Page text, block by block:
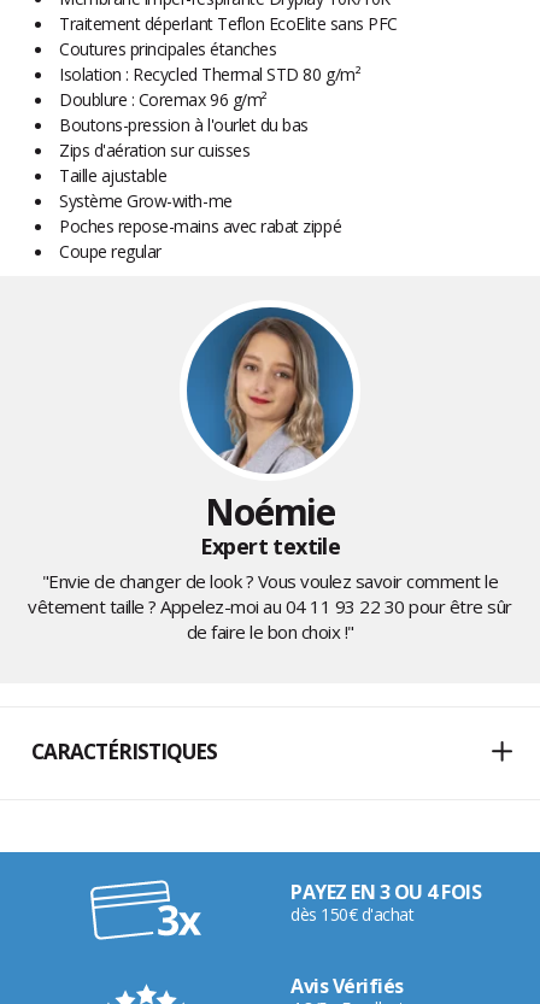
Traitement déperlant Teflon EcoElite sans PFC
Coutures principales étanches
Isolation : Recycled Thermal STD 80 g/m²
Doublure : Coremax 96 g/m²
Boutons-pression à l'ourlet du bas
Zips d'aération sur cuisses
Taille ajustable
Système Grow-with-me
Poches repose-mains avec rabat zippé
Coupe regular
Noémie
Expert textile
"Envie de changer de look ? Vous voulez savoir comment le
vêtement taille ? Appelez-moi au 04 11 93 22 30 pour être sûr
de faire le bon choix !"
CARACTÉRISTIQUES
PAYEZ EN 3 OU 4 FOIS
dès 150€ d'achat
Avis Vérifiés